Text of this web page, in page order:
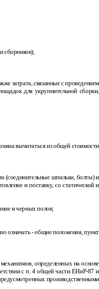
сборников);
затрата, связанные с проведением
для укрупнительной сборки,
вычитаться из общей стоимости
(соединительные шпильки, болты) и
и поставку, со статической и
и черных полов;
означать-общие положения, пункт
определенных на основе
с п. 4 общей части ЕНиР-87 и
производственными